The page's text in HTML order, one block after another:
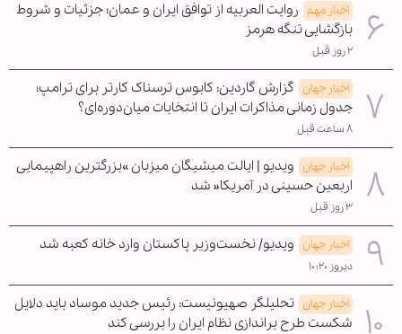
اخبار مهم روایت العربیه از توافق ایران و عمان؛ جزئیات و شروط
بازگشایی تنگه هرمز
۲ روز قبل
اخبار جهان گزارش گاردین: کابوس ترسناک کارتر برای ترامپ؛
جدول زمانی مذاکرات ایران تا انتخابات میان‌دوره‌ای؟
۸ ساعت قبل
اخبار جهان ویدیو | ایالت میشیگان میزبان »بزرگترین راهپیمایی
اربعین حسینی در آمریکا« شد
۳ روز قبل
اخبار جهان ویدیو/ نخست‌وزیر پاکستان وارد خانه کعبه شد
دیروز ۱۰:۲۰
اخبار جهان تحلیلگر صهیونیست: رئیس جدید موساد باید دلایل
شکست طرح براندازی نظام ایران را بررسی کند